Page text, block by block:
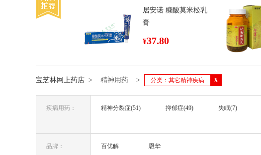
居安诺 糠酸莫米松乳
膏
¥37.80
宝芝林网上药店 > 精神用药 > 分类：其它精神疾病 X
疾病用药： 精神分裂症(51) 抑郁症(49) 失眠(7)
品牌： 百优解 恩华